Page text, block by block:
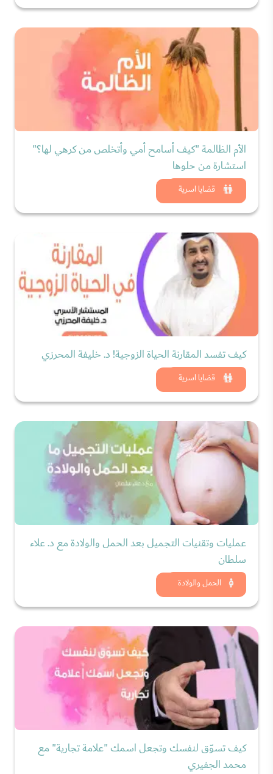
قضايا اسرية
الأم الظالمة "كيف أسامح أمي وأتخلص من كرهي لها؟"
استشارة من حلوها
شاهد الان
قضايا اسرية
كيف تفسد المقارنة الحياة الزوجية! د. خليفة المحرزي
شاهد الان
الحمل والولادة
عمليات وتقنيات التجميل بعد الحمل والولادة مع د. علاء
سلطان
شاهد الان
كيف تسوّق لنفسك وتجعل اسمك "علامة تجارية" مع
محمد الجفيري